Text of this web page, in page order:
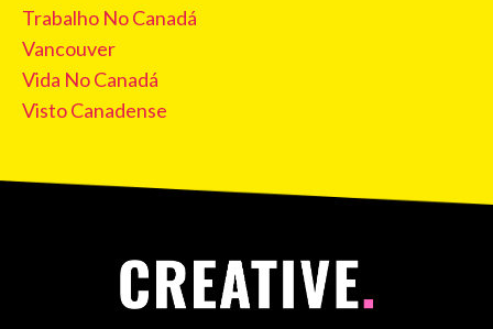
Trabalho No Canadá
Vancouver
Vida No Canadá
Visto Canadense